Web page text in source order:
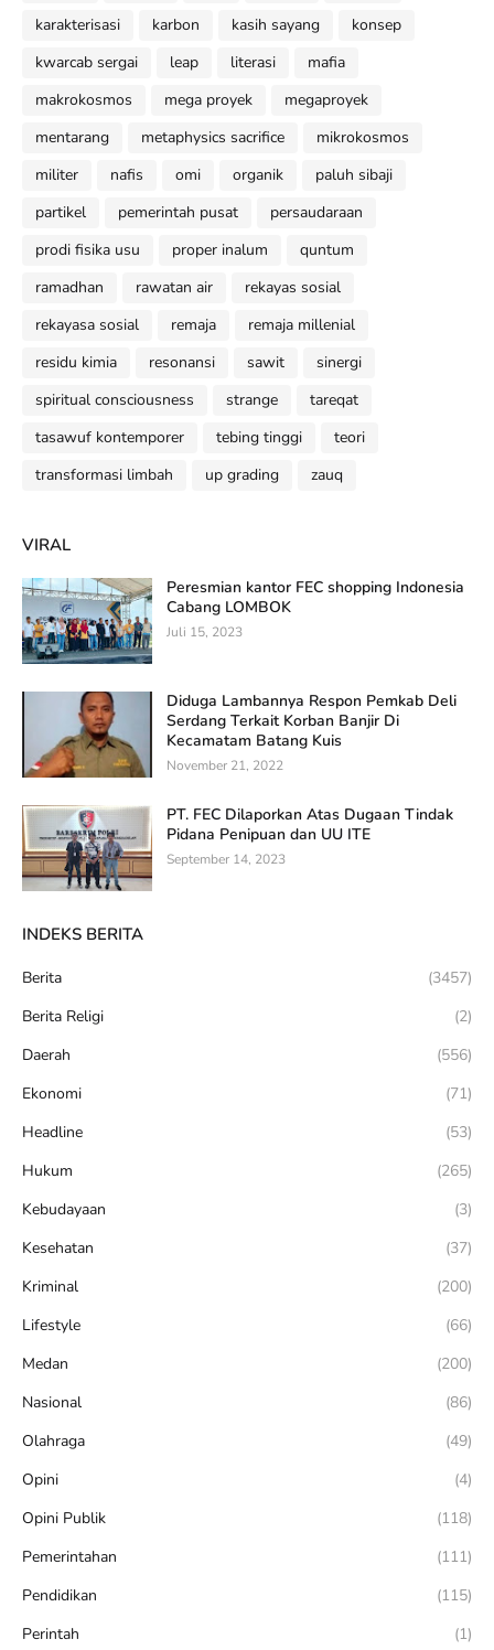
karakterisasi
karbon kasih sayang
konsep
kwarcab sergai
leap literasi
mafia
makrokosmos
mega proyek
megaproyek
mentarang
metaphysics sacrifice
mikrokosmos
militer
nafis omi organik
paluh sibaji
partikel
pemerintah pusat
persaudaraan
prodi fisika usu
proper inalum
quntum
ramadhan
rawatan air
rekayas sosial
rekayasa sosial
remaja
remaja millenial
residu kimia
resonansi sawit
sinergi
spiritual consciousness
strange
tareqat
tasawuf kontemporer
tebing tinggi
teori
transformasi limbah
up grading zauq
VIRAL
Peresmian kantor FEC shopping Indonesia
Cabang LOMBOK
Juli 15, 2023
Diduga Lambannya Respon Pemkab Deli
Serdang Terkait Korban Banjir Di
Kecamatam Batang Kuis
November 21, 2022
PT. FEC Dilaporkan Atas Dugaan Tindak
Pidana Penipuan dan UU ITE
September 14, 2023
INDEKS BERITA
Berita
(3457)
Berita Religi
(2)
Daerah
(556)
Ekonomi
(71)
Headline
(53)
Hukum
(265)
Kebudayaan
(3)
Kesehatan
(37)
Kriminal
(200)
Lifestyle
(66)
Medan
(200)
Nasional
(86)
Olahraga
(49)
Opini
(4)
Opini Publik
(118)
Pemerintahan
(111)
Pendidikan
(115)
Perintah
(1)